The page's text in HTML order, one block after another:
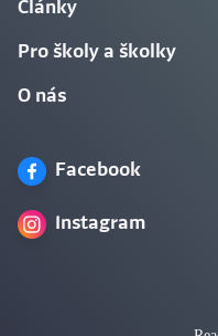
Články
Pro školy a školky
O nás
Facebook
Instagram